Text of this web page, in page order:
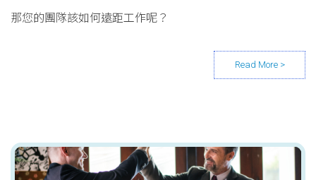
那您的團隊該如何遠距工作呢？